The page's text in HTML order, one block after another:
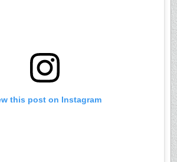
this post on Instagram